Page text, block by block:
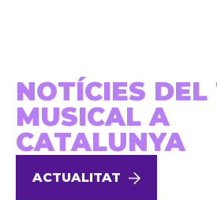
NOTÍCIES DEL
MUSICAL A
CATALUNYA
ACTUALITAT